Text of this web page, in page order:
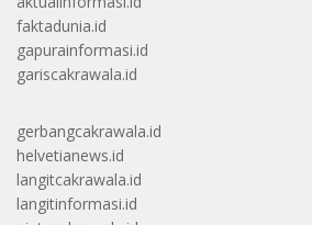
faktadunia.id
gapurainformasi.id
gariscakrawala.id
gerbangcakrawala.id
helvetianews.id
langitcakrawala.id
langitinformasi.id